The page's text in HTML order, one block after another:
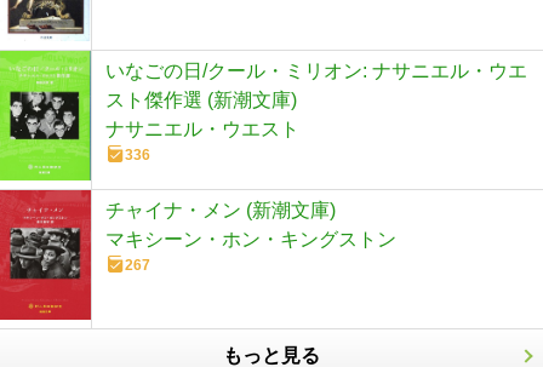
いなごの日/クール・ミリオン: ナサニエル・ウエ
スト傑作選 (新潮文庫)
ナサニエル・ウエスト
336
チャイナ・メン (新潮文庫)
マキシーン・ホン・キングストン
267
もっと見る